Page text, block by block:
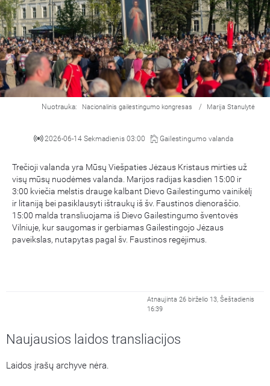
Nuotrauka: Nacionalinis gailestingumo kongresas / Marija Stanulytė
2026-06-14 Sekmadienis 03:00 Gailestingumo valanda
Trečioji valanda yra Mūsų Viešpaties Jėzaus Kristaus mirties už
visų mūsų nuodėmes valanda. Marijos radijas kasdien 15:00 ir
3:00 kviečia melstis drauge kalbant Dievo Gailestingumo vainikėlį
ir litaniją bei pasiklausyti ištraukų iš šv. Faustinos dienoraščio.
15:00 malda transliuojama iš Dievo Gailestingumo šventovės
Vilniuje, kur saugomas ir gerbiamas Gailestingojo Jėzaus
paveikslas, nutapytas pagal šv. Faustinos regėjimus.
Atnaujinta 26 birželio 13, Šeštadienis
16:39
Naujausios laidos transliacijos
Laidos įrašų archyve nėra.